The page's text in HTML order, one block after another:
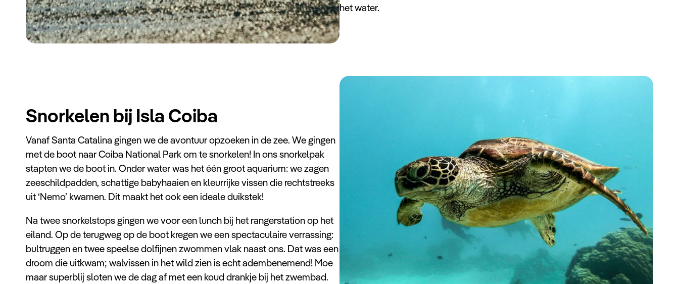
het water.
Snorkelen bij Isla Coiba
Vanaf Santa Catalina gingen we de avontuur opzoeken in de zee. We gingen
met de boot naar Coiba National Park om te snorkelen! In ons snorkelpak
stapten we de boot in. Onder water was het één groot aquarium: we zagen
zeeschildpadden, schattige babyhaaien en kleurrijke vissen die rechtstreeks
uit ‘Nemo’ kwamen. Dit maakt het ook een ideale duikstek!
Na twee snorkelstops gingen we voor een lunch bij het rangerstation op het
eiland. Op de terugweg op de boot kregen we een spectaculaire verrassing:
bultruggen en twee speelse dolfijnen zwommen vlak naast ons. Dat was een
droom die uitkwam; walvissen in het wild zien is echt adembenemend! Moe
maar superblij sloten we de dag af met een koud drankje bij het zwembad.